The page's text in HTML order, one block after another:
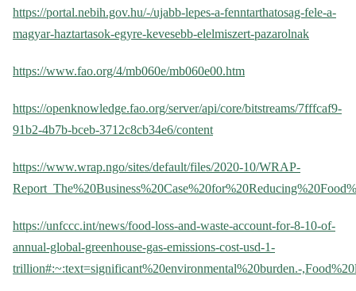
https://portal.nebih.gov.hu/-/ujabb-lepes-a-fenntarthatosag-fele-a-
magyar-haztartasok-egyre-kevesebb-elelmiszert-pazarolnak
https://www.fao.org/4/mb060e/mb060e00.htm
https://openknowledge.fao.org/server/api/core/bitstreams/7fffcaf9-
91b2-4b7b-bceb-3712c8cb34e6/content
https://www.wrap.ngo/sites/default/files/2020-10/WRAP-
https://unfccc.int/news/food-loss-and-waste-account-for-8-10-of-
annual-global-greenhouse-gas-emissions-cost-usd-1-
trillion#:~:text=significant%20environmental%20burden.-